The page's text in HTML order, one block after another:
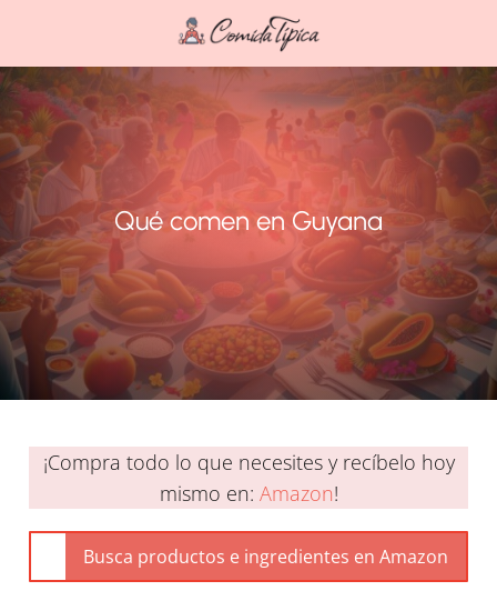
Qué comen en Guyana
¡Compra todo lo que necesites y recíbelo hoy
mismo en: Amazon!